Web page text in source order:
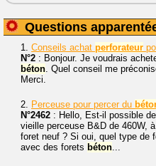
Questions
1. Conseils achat perforateur
N°2 : Bonjour. Je voudrais
béton. Quel conseil me
Merci.
2. Perceuse pour percer du
N°2462 : Hello, Est-il possible
vieille perceuse B&D de 460W,
foret neuf ? Si oui, quel type de
avec des forets béton...